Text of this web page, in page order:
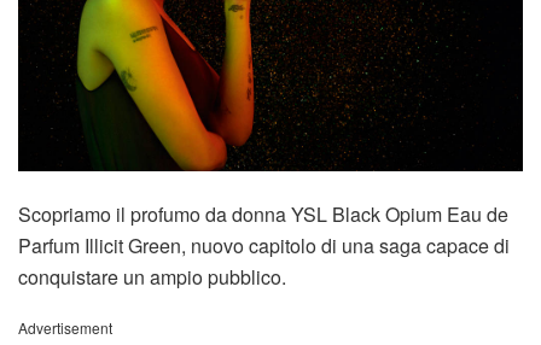
Scopriamo il profumo da donna YSL Black Opium Eau de
Parfum Illicit Green, nuovo capitolo di una saga capace di
conquistare un ampio pubblico.
Advertisement